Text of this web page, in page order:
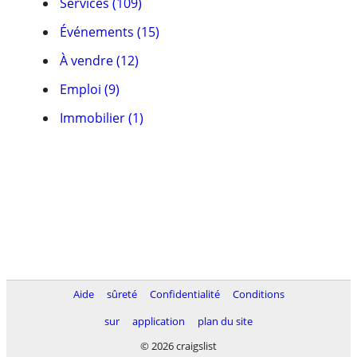
Événements (15)
À vendre (12)
Emploi (9)
Immobilier (1)
Aide sûreté Confidentialité
Conditions
sur
application
plan du site
© 2026 craigslist